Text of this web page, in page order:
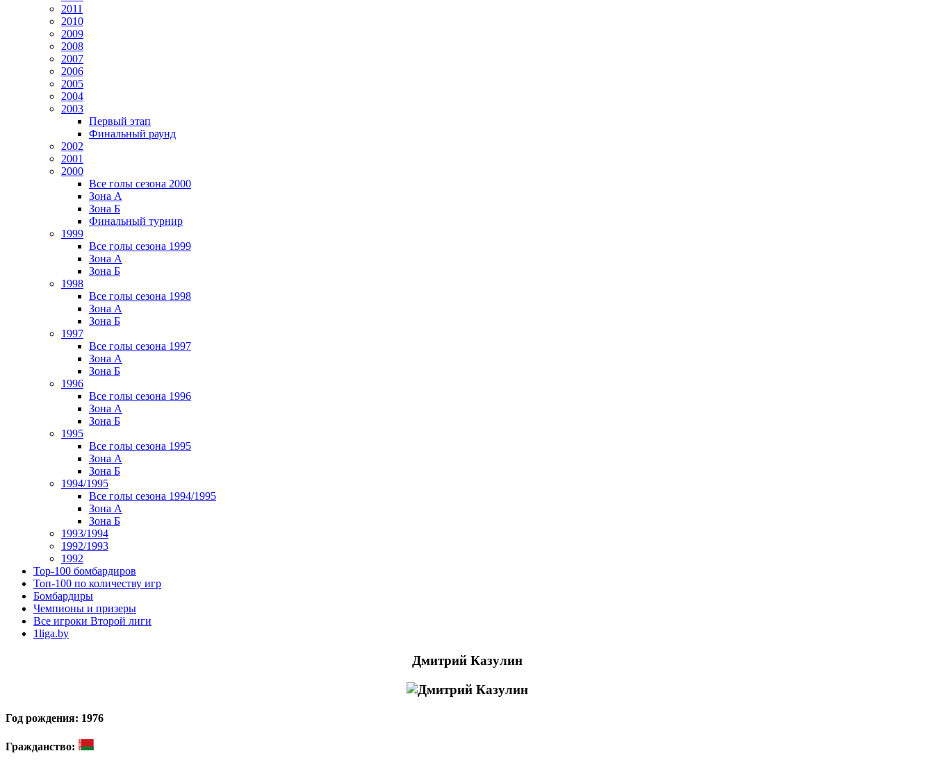
2011
2010
2009
2008
2007
2006
2005
2004
2003
Первый этап
Финальный раунд
2002
2001
2000
Все голы сезона 2000
Зона А
Зона Б
Финальный турнир
1999
Все голы сезона 1999
Зона А
Зона Б
1998
Все голы сезона 1998
Зона А
Зона Б
1997
Все голы сезона 1997
Зона А
Зона Б
1996
Все голы сезона 1996
Зона А
Зона Б
1995
Все голы сезона 1995
Зона А
Зона Б
1994/1995
Все голы сезона 1994/1995
Зона А
Зона Б
1993/1994
1992/1993
1992
Top-100 бомбардиров
Топ-100 по количеству игр
Бомбардиры
Чемпионы и призеры
Все игроки Второй лиги
1liga.by
Дмитрий Казулин
Год рождения: 1976
Гражданство: